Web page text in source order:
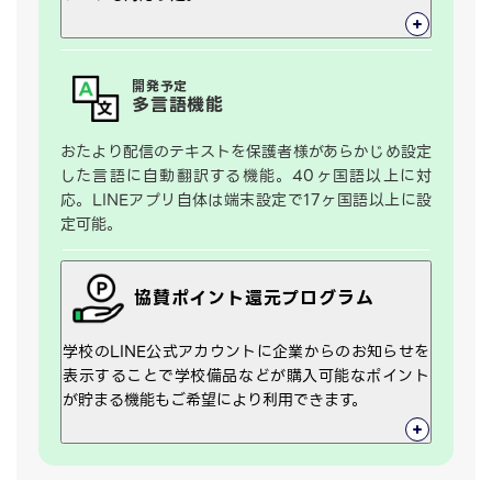
開発予定
多言語機能
おたより配信のテキストを保護者様があらかじめ設定
した言語に自動翻訳する機能。40ヶ国語以上に対
応。LINEアプリ自体は端末設定で17ヶ国語以上に設
定可能。
協賛ポイント還元プログラム
学校のLINE公式アカウントに企業からのお知らせを
表示することで学校備品などが購入可能なポイント
が貯まる機能もご希望により利用できます。